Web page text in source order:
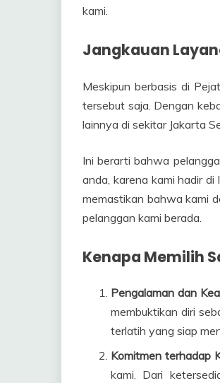
kami.
Jangkauan
Meskipun berbasis di
tersebut saja. Dengan
lainnya di sekitar Jakarta
Ini berarti bahwa
anda, karena kami hadir
memastikan bahwa kami
pelanggan kami berada.
Kenapa Memilih
Pengalaman dan
membuktikan diri
terlatih yang siap
Komitmen terhadap
kami. Dari